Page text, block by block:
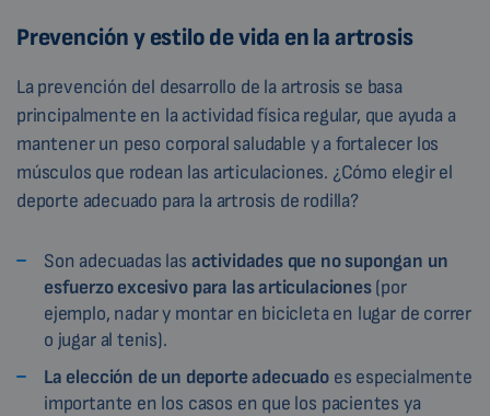
Prevención y estilo de vida en la artrosis
La prevención del desarrollo de la artrosis se basa
principalmente en la actividad física regular, que ayuda a
mantener un peso corporal saludable y a fortalecer los
músculos que rodean las articulaciones. ¿Cómo elegir el
deporte adecuado para la artrosis de rodilla?
Son adecuadas las actividades que no supongan un
esfuerzo excesivo para las articulaciones(por
ejemplo, nadar y montar en bicicleta en lugar de correr
o jugar al tenis).
La elección de un deporte adecuadoes especialmente
importante en los casos en que los pacientes ya